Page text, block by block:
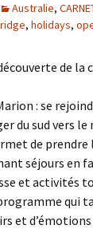
Australie,
, holidays,
de la
: se
du sud vers le
de prendre
séjours en
et activités
qui
et